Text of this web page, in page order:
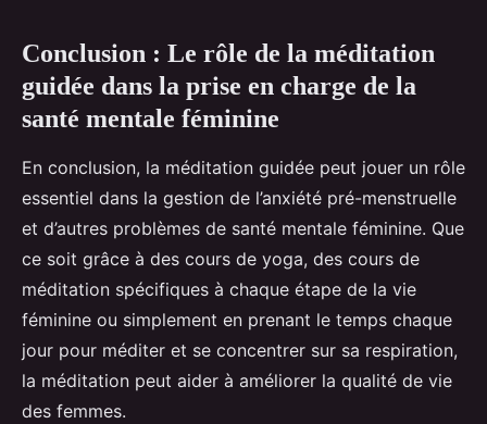
Conclusion : Le rôle de la méditation
guidée dans la prise en charge de la
santé mentale féminine
En conclusion, la méditation guidée peut jouer un rôle
essentiel dans la gestion de l’anxiété pré-menstruelle
et d’autres problèmes de santé mentale féminine. Que
ce soit grâce à des cours de yoga, des cours de
méditation spécifiques à chaque étape de la vie
féminine ou simplement en prenant le temps chaque
jour pour méditer et se concentrer sur sa respiration,
la méditation peut aider à améliorer la qualité de vie
des femmes.